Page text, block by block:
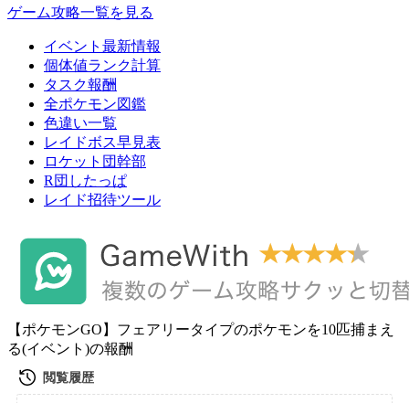
ゲーム攻略一覧を見る
イベント最新情報
個体値ランク計算
タスク報酬
全ポケモン図鑑
色違い一覧
レイドボス早見表
ロケット団幹部
R団したっぱ
レイド招待ツール
【ポケモンGO】フェアリータイプのポケモンを10匹捕まえ
る(イベント)の報酬